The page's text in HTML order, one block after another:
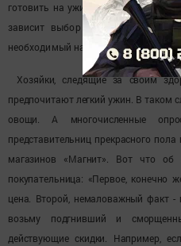
готовить на ужин?». И в
зависит выбор торговой точки,
необходимый набор продуктов.
Хозяйки, следящие за своим
предпочитают легкий ужин. В таком
овощи. А многочисленные
представительниц прекрасного
магазинов «Магнит». Вот что об
покупательница: «Первое, конечно
цена. Второй, немаловажный факт -
возьму подгнивший и
действующие скидки. Например,